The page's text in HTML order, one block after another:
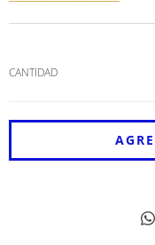
CANTIDAD